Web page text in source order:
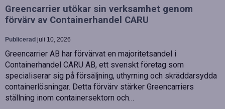
Greencarrier utökar sin verksamhet genom
förvärv av Containerhandel CARU
Publicerad juli 10, 2026
Greencarrier AB har förvärvat en majoritetsandel i
Containerhandel CARU AB, ett svenskt företag som
specialiserar sig på försäljning, uthyrning och skräddarsydda
containerlösningar. Detta förvärv stärker Greencarriers
ställning inom containersektorn och…